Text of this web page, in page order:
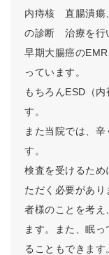
内痔核 直腸潰
の診断 治療を行
早期大腸癌のEMR
っています。
もちろんESD （
す。
また当院では、
す。
検査を受けるた
ただく必要があ
者様のことを考え
ます。また、眠
ることもできます